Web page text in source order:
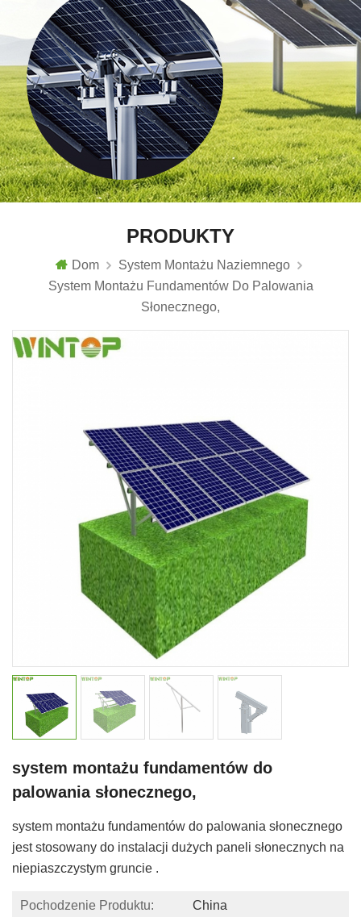
PRODUKTY
Dom
System Montażu Naziemnego
System Montażu Fundamentów Do Palowania
Słonecznego,
system montażu fundamentów do
palowania słonecznego,
system montażu fundamentów do palowania słonecznego
jest stosowany do instalacji dużych paneli słonecznych na
niepiaszczystym gruncie .
Pochodzenie Produktu: China